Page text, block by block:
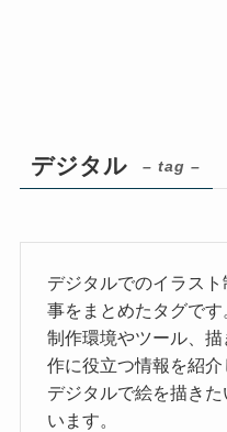
デジタル – tag –
デジタルでのイラス
事をまとめたタグです
制作環境やツール、
作に役立つ情報を紹介
デジタルで絵を描き
います。